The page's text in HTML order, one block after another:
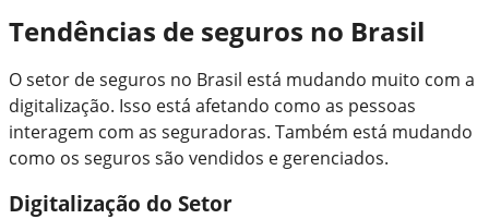
Tendências de seguros no Brasil
O setor de seguros no Brasil está mudando muito com a
digitalização. Isso está afetando como as pessoas
interagem com as seguradoras. Também está mudando
como os seguros são vendidos e gerenciados.
Digitalização do Setor